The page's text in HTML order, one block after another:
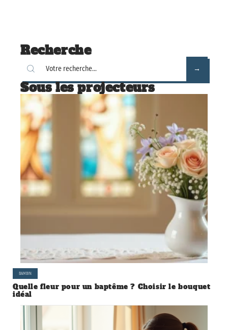
Recherche
Sous les projecteurs
BAMBIN
Quelle fleur pour un baptême ? Choisir le bouquet
idéal